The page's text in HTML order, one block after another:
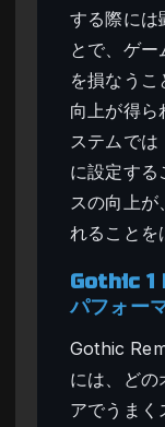
する際には
とで、ゲー
を損なうこ
向上が得ら
ステムでは
に設定する
スの向上が
れることを
Gothic 1
パフォー
Gothic
には、どの
アでうまく